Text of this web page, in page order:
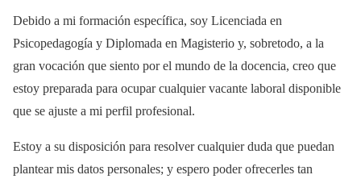
Debido a mi formación específica, soy Licenciada en
Psicopedagogía y Diplomada en Magisterio y, sobretodo, a la
gran vocación que siento por el mundo de la docencia, creo que
estoy preparada para ocupar cualquier vacante laboral disponible
que se ajuste a mi perfil profesional.
Estoy a su disposición para resolver cualquier duda que puedan
plantear mis datos personales; y espero poder ofrecerles tan